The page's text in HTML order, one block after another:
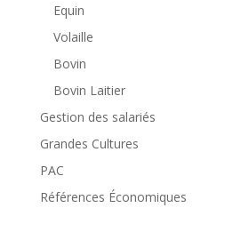
Equin
Volaille
Bovin
Bovin Laitier
Gestion des salariés
Grandes Cultures
PAC
Références Économiques